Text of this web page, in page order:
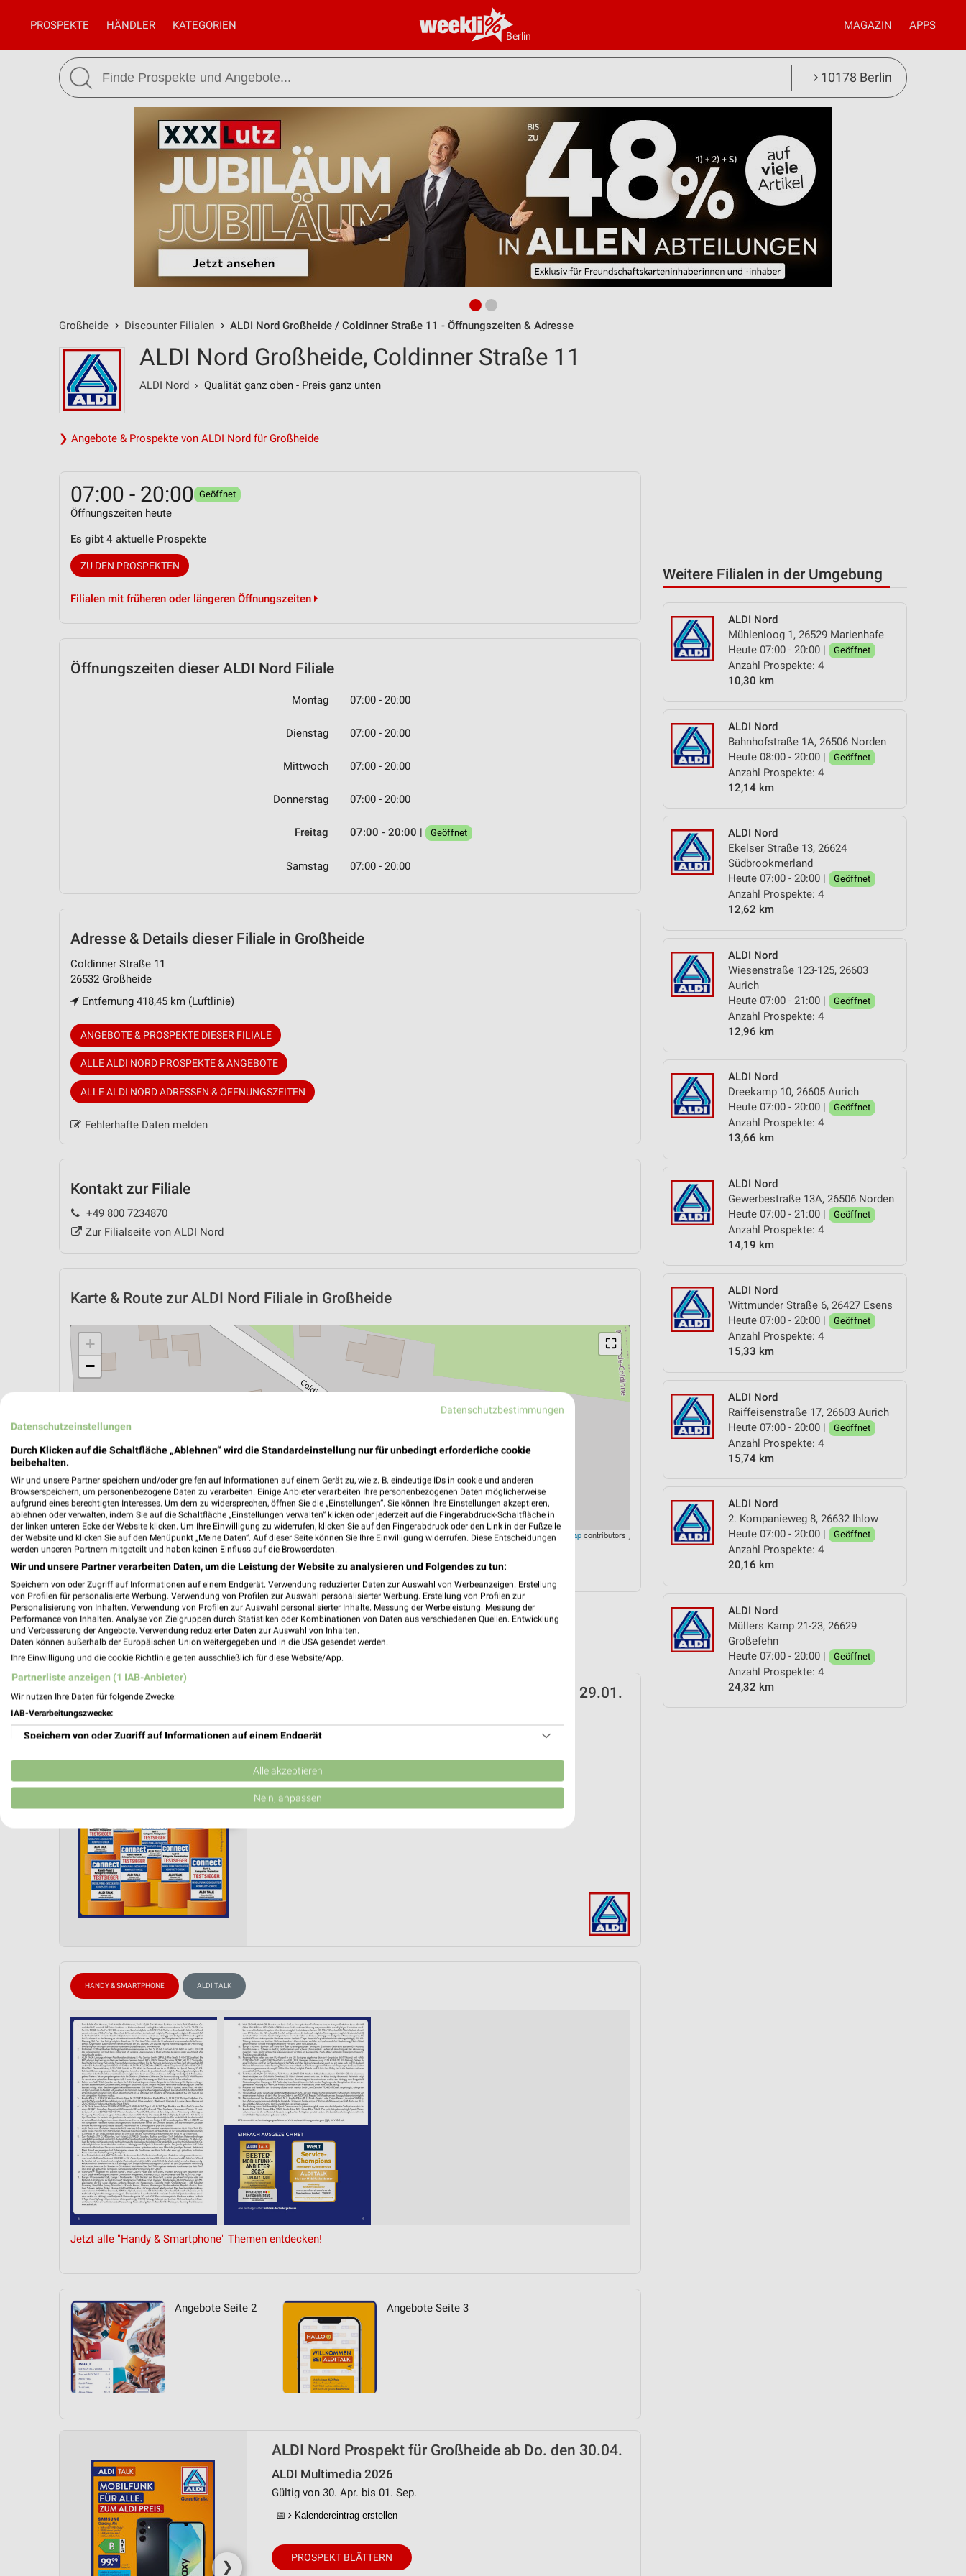
Berlin
PROSPEKTE HÄNDLER KATEGORIEN MAGAZIN APPS
10178 Berlin
Großheide Discounter Filialen ALDI Nord Großheide / Coldinner Straße 11 - Öffnungszeiten & Adresse
Weitere Filialen in der Umgebung
ALDI Nord
Mühlenloog 1, 26529 Marienhafe
Heute 07:00 - 20:00 |
Geöffnet
Anzahl Prospekte: 4
10,30 km
ALDI Nord
Bahnhofstraße 1A, 26506 Norden
Heute 08:00 - 20:00 |
Geöffnet
Anzahl Prospekte: 4
12,14 km
ALDI Nord
Ekelser Straße 13, 26624
Südbrookmerland
Heute 07:00 - 20:00 |
Geöffnet
Anzahl Prospekte: 4
12,62 km
ALDI Nord
Wiesenstraße 123-125, 26603
Aurich
Heute 07:00 - 21:00 |
Geöffnet
Anzahl Prospekte: 4
12,96 km
ALDI Nord
Dreekamp 10, 26605 Aurich
Heute 07:00 - 20:00 |
Geöffnet
Anzahl Prospekte: 4
13,66 km
ALDI Nord
Gewerbestraße 13A, 26506 Norden
Heute 07:00 - 21:00 |
Geöffnet
Anzahl Prospekte: 4
14,19 km
ALDI Nord
Wittmunder Straße 6, 26427 Esens
Heute 07:00 - 20:00 |
Geöffnet
Anzahl Prospekte: 4
15,33 km
ALDI Nord
Raiffeisenstraße 17, 26603 Aurich
Heute 07:00 - 20:00 |
Geöffnet
Anzahl Prospekte: 4
15,74 km
ALDI Nord
2. Kompanieweg 8, 26632 Ihlow
Heute 07:00 - 20:00 |
Geöffnet
Anzahl Prospekte: 4
20,16 km
ALDI Nord
Müllers Kamp 21-23, 26629
Großefehn
Heute 07:00 - 20:00 |
Geöffnet
Anzahl Prospekte: 4
24,32 km
ALDI Nord Großheide, Coldinner Straße 11
ALDI Nord › Qualität ganz oben - Preis ganz unten
❯ Angebote & Prospekte von ALDI Nord für Großheide
07:00 - 20:00 Geöffnet
Öffnungszeiten heute
Es gibt 4 aktuelle Prospekte
ZU DEN PROSPEKTEN
Filialen mit früheren oder längeren Öffnungszeiten
Öffnungszeiten dieser ALDI Nord Filiale
Montag 07:00 - 20:00
Dienstag 07:00 - 20:00
Mittwoch 07:00 - 20:00
Donnerstag 07:00 - 20:00
Freitag 07:00 - 20:00 | Geöffnet
Samstag 07:00 - 20:00
Adresse & Details dieser Filiale in Großheide
Coldinner Straße 11
26532 Großheide
Entfernung 418,45 km (Luftlinie)
ANGEBOTE & PROSPEKTE DIESER FILIALE
ALLE ALDI NORD PROSPEKTE & ANGEBOTE
ALLE ALDI NORD ADRESSEN & ÖFFNUNGSZEITEN
Fehlerhafte Daten melden
Kontakt zur Filiale
+49 800 7234870
Zur Filialseite von ALDI Nord
Karte & Route zur ALDI Nord Filiale in Großheide
⛶
+
−
Leaflet|©OpenStreetMapcontributors
ÖPNV ANZEIGEN LADESÄULEN ANZEIGEN NAVIGATION MIT GOOGLE/IOS MAPS
Aktuelle Angebote in dieser Filiale
Anzahl Prospekte: 4
Letztes Prospektupdate: vor 6 Tagen
❯
ALDI Nord Prospekt für Großheide ab Do. den 29.01.
Gültig von 29. Jan. bis 01. Sep.
📅 Kalendereintrag erstellen
PROSPEKT BLÄTTERN
HANDY & SMARTPHONE ALDI TALK
Jetzt alle "Handy & Smartphone" Themen entdecken!
Angebote Seite 2 Angebote Seite 3
❯
ALDI Nord Prospekt für Großheide ab Do. den 30.04.
ALDI Multimedia 2026
Gültig von 30. Apr. bis 01. Sep.
📅 Kalendereintrag erstellen
PROSPEKT BLÄTTERN
Datenschutzbestimmungen
Datenschutzeinstellungen
Durch Klicken auf die Schaltfläche „Ablehnen“ wird die Standardeinstellung nur für unbedingt erforderliche cookie
beibehalten.
Wir und unsere Partner speichern und/oder greifen auf Informationen auf einem Gerät zu, wie z. B. eindeutige IDs in cookie und anderen
Browserspeichern, um personenbezogene Daten zu verarbeiten. Einige Anbieter verarbeiten Ihre personenbezogenen Daten möglicherweise
aufgrund eines berechtigten Interesses. Um dem zu widersprechen, öffnen Sie die „Einstellungen“. Sie können Ihre Einstellungen akzeptieren,
ablehnen oder verwalten, indem Sie auf die Schaltfläche „Einstellungen verwalten“ klicken oder jederzeit auf die Fingerabdruck-Schaltfläche in
der linken unteren Ecke der Website klicken. Um Ihre Einwilligung zu widerrufen, klicken Sie auf den Fingerabdruck oder den Link in der Fußzeile
der Website und klicken Sie auf den Menüpunkt „Meine Daten“. Auf dieser Seite können Sie Ihre Einwilligung widerrufen. Diese Entscheidungen
werden unseren Partnern mitgeteilt und haben keinen Einfluss auf die Browserdaten.
Wir und unsere Partner verarbeiten Daten, um die Leistung der Website zu analysieren und Folgendes zu tun:
Speichern von oder Zugriff auf Informationen auf einem Endgerät. Verwendung reduzierter Daten zur Auswahl von Werbeanzeigen. Erstellung
von Profilen für personalisierte Werbung. Verwendung von Profilen zur Auswahl personalisierter Werbung. Erstellung von Profilen zur
Personalisierung von Inhalten. Verwendung von Profilen zur Auswahl personalisierter Inhalte. Messung der Werbeleistung. Messung der
Performance von Inhalten. Analyse von Zielgruppen durch Statistiken oder Kombinationen von Daten aus verschiedenen Quellen. Entwicklung
und Verbesserung der Angebote. Verwendung reduzierter Daten zur Auswahl von Inhalten.
Daten können außerhalb der Europäischen Union weitergegeben und in die USA gesendet werden.
Ihre Einwilligung und die cookie Richtlinie gelten ausschließlich für diese Website/App.
Partnerliste anzeigen (1 IAB-Anbieter)
Wir nutzen Ihre Daten für folgende Zwecke:
IAB-Verarbeitungszwecke:
Speichern von oder Zugriff auf Informationen auf einem Endgerät
Verwendung reduzierter Daten zur Auswahl von Werbeanzeigen
Erstellung von Profilen für personalisierte Werbung
Erstellung von Profilen zur Personalisierung von Inhalten
Verwendung von Profilen zur Auswahl personalisierter Inhalte
Messung der Werbeleistung
Analyse von Zielgruppen durch Statistiken oder Kombinationen von Daten aus verschiedenen
Verwendung reduzierter Daten zur Auswahl von Inhalten
IAB-Besonderheiten:
Verwendung genauer Standortdaten
Geräte anhand von aktiv angeforderten Informationen identifizieren
Nicht-IAB-Verarbeitungszwecke:
Performance
Funktional
Alle akzeptieren
Nein, anpassen